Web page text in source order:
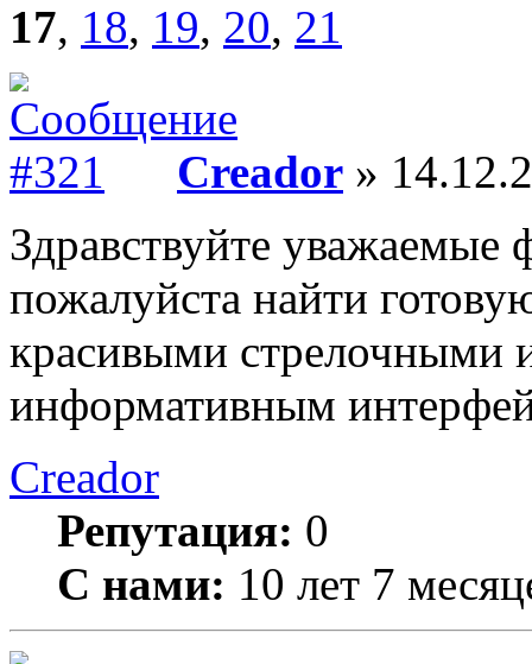
17, 18, 19, 20, 21
Creador »
Здравствуйте
пожалуйста найти
красивыми стрелочными
информативным
Creador
Репутация: 0
С нами: 10 лет 7